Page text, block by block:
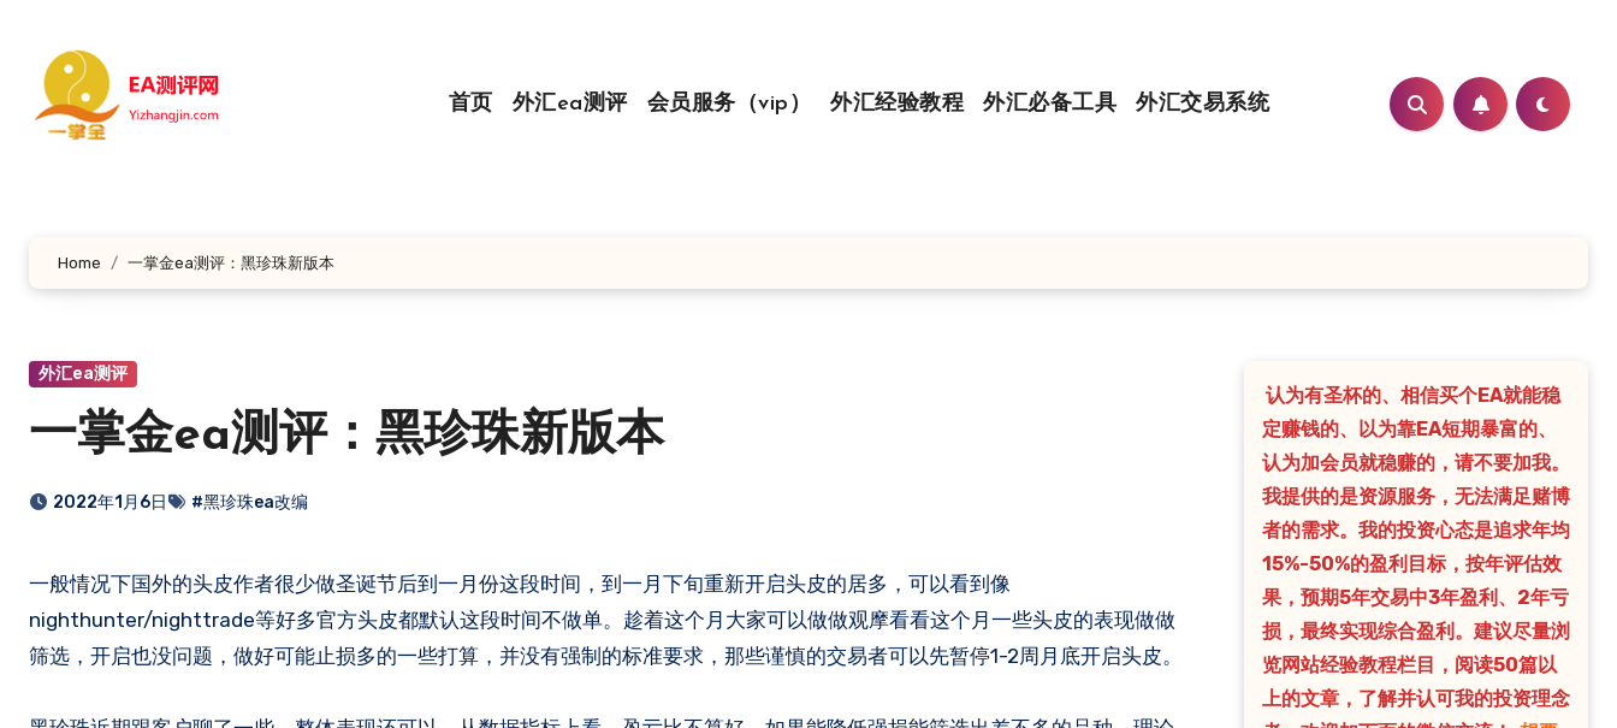
首页 外汇ea测评 会员服务（vip） 外汇经验教程 外汇必备工具 外汇交易系统
Home 一掌金ea测评：黑珍珠新版本
外汇ea测评
一掌金ea测评：黑珍珠新版本
2022年1月6日 #黑珍珠ea改编
一般情况下国外的头皮作者很少做圣诞节后到一月份这段时间，到一月下旬重新开启头皮的居多，可以看到像
nighthunter/nighttrade等好多官方头皮都默认这段时间不做单。趁着这个月大家可以做做观摩看看这个月一些头皮的表现做做
筛选，开启也没问题，做好可能止损多的一些打算，并没有强制的标准要求，那些谨慎的交易者可以先暂停1-2周月底开启头皮。
认为有圣杯的、相信买个EA就能稳
定赚钱的、以为靠EA短期暴富的、
认为加会员就稳赚的，请不要加我。
我提供的是资源服务，无法满足赌博
者的需求。我的投资心态是追求年均
15%-50%的盈利目标，按年评估效
果，预期5年交易中3年盈利、2年亏
损，最终实现综合盈利。建议尽量浏
览网站经验教程栏目，阅读50篇以
上的文章，了解并认可我的投资理念